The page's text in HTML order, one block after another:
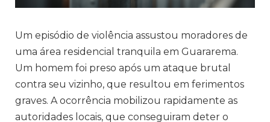
Um episódio de violência assustou moradores de
uma área residencial tranquila em Guararema.
Um homem foi preso após um ataque brutal
contra seu vizinho, que resultou em ferimentos
graves. A ocorrência mobilizou rapidamente as
autoridades locais, que conseguiram deter o